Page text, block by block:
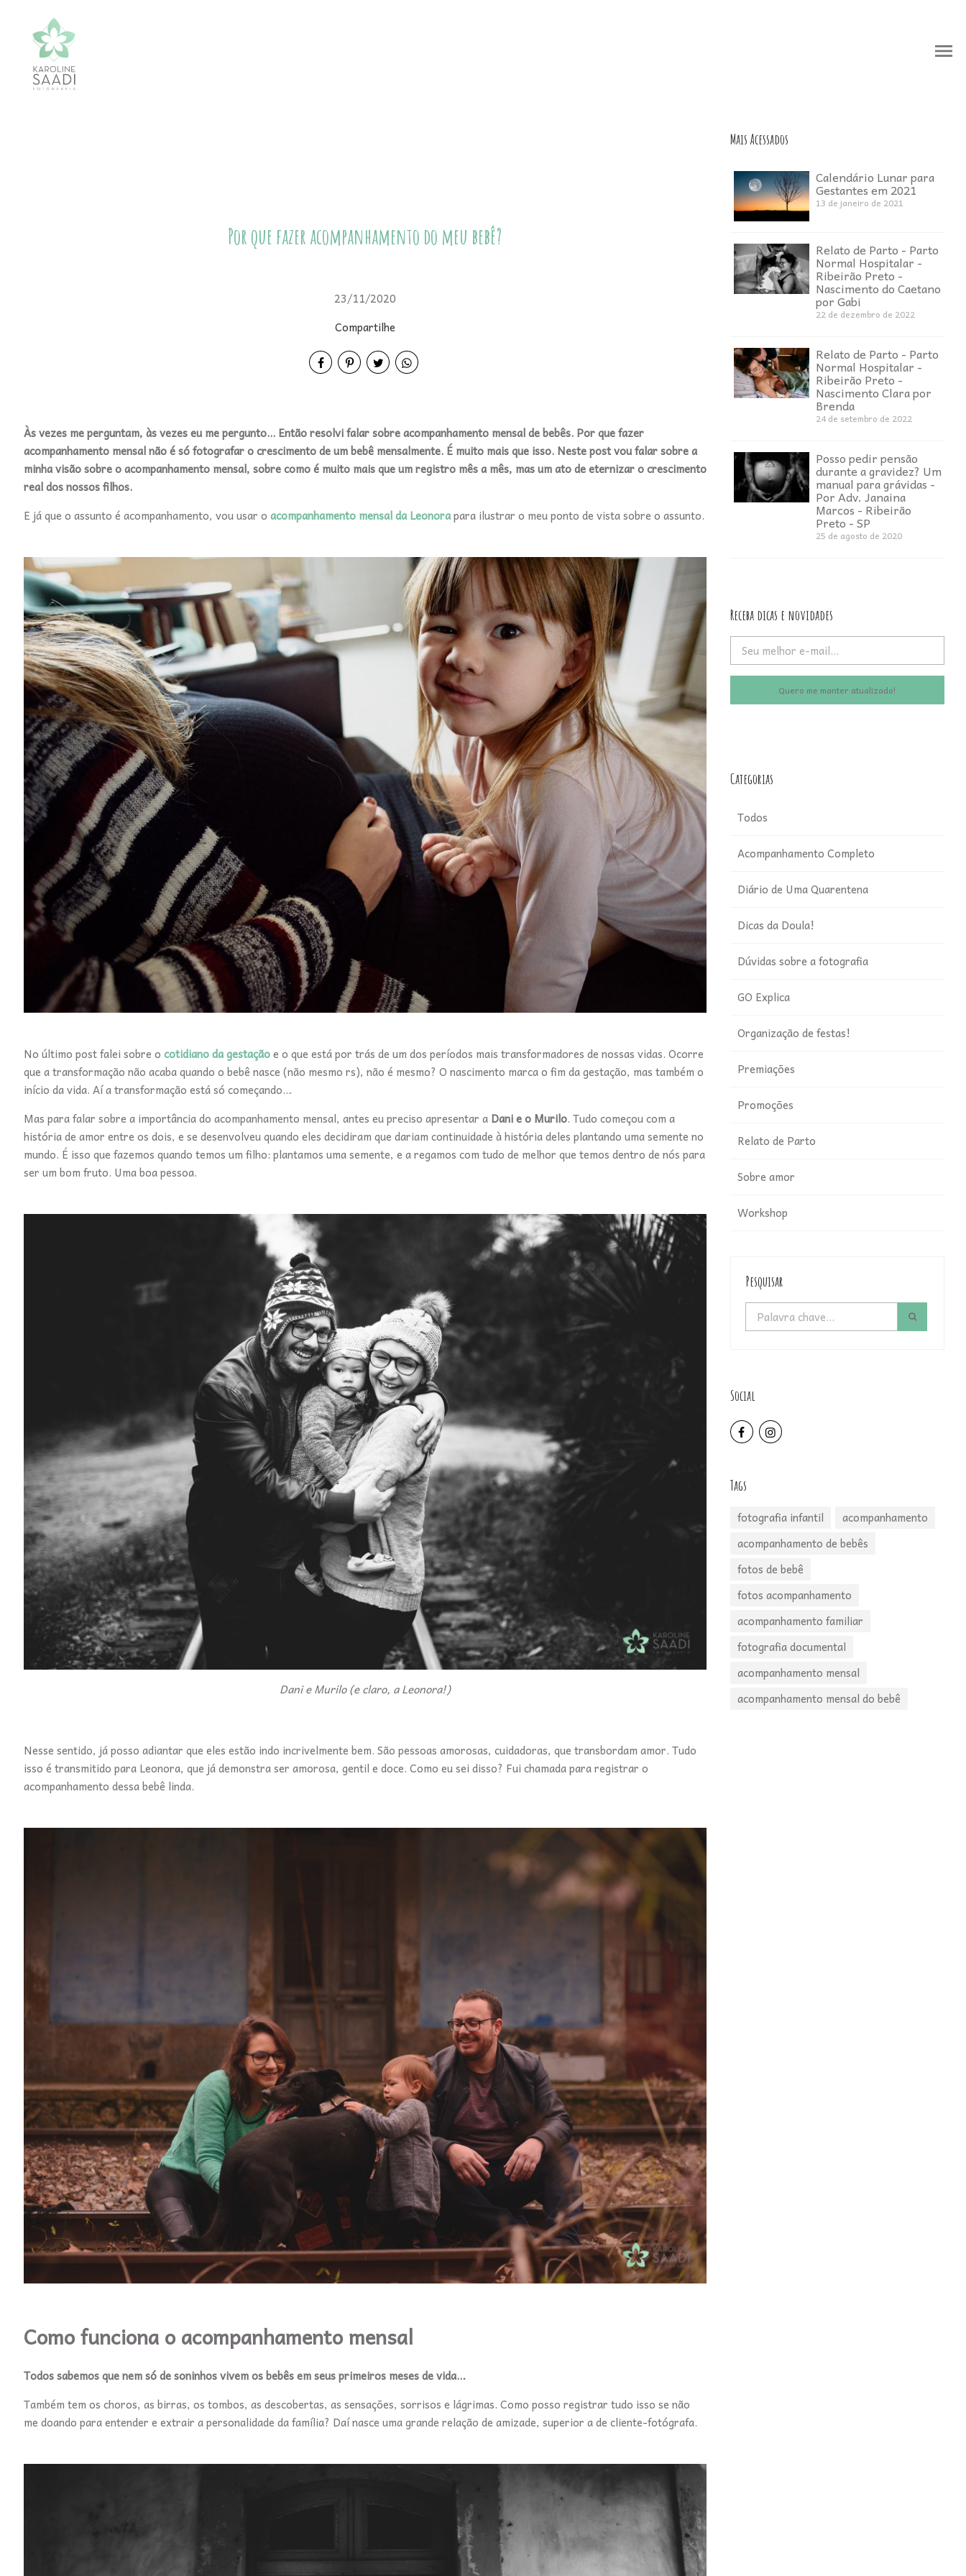
menu
Por que fazer acompanhamento do meu bebê?
23/11/2020
Compartilhe
Às vezes me perguntam, às vezes eu me pergunto... Então resolvi falar sobre acompanhamento mensal de bebês. Por que fazer
acompanhamento mensal não é só fotografar o crescimento de um bebê mensalmente. É muito mais que isso. Neste post vou falar sobre a
minha visão sobre o acompanhamento mensal, sobre como é muito mais que um registro mês a mês, mas um ato de eternizar o crescimento
real dos nossos filhos.
E já que o assunto é acompanhamento, vou usar o acompanhamento mensal da Leonorapara ilustrar o meu ponto de vista sobre o assunto.
No último post falei sobre o cotidiano da gestaçãoe o que está por trás de um dos períodos mais transformadores de nossas vidas. Ocorre
que a transformação não acaba quando o bebê nasce (não mesmo rs), não é mesmo? O nascimento marca o fim da gestação, mas também o
início da vida. Aí a transformação está só começando…
Mas para falar sobre a importância do acompanhamento mensal, antes eu preciso apresentar a Dani e o Murilo. Tudo começou com a
história de amor entre os dois, e se desenvolveu quando eles decidiram que dariam continuidade à história deles plantando uma semente no
mundo. É isso que fazemos quando temos um filho: plantamos uma semente, e a regamos com tudo de melhor que temos dentro de nós para
ser um bom fruto. Uma boa pessoa.
Dani e Murilo (e claro, a Leonora!)
Nesse sentido, já posso adiantar que eles estão indo incrivelmente bem. São pessoas amorosas, cuidadoras, que transbordam amor. Tudo
isso é transmitido para Leonora, que já demonstra ser amorosa, gentil e doce. Como eu sei disso? Fui chamada para registrar o
acompanhamento dessa bebê linda.
Como funciona o acompanhamento mensal
Todos sabemos que nem só de soninhos vivem os bebês em seus primeiros meses de vida…
Também tem os choros, as birras, os tombos, as descobertas, as sensações, sorrisos e lágrimas. Como posso registrar tudo isso se não
me doando para entender e extrair a personalidade da família? Daí nasce uma grande relação de amizade, superior a de cliente-fotógrafa.
Mais Acessados
Calendário Lunar para
Gestantes em 2021
13 de janeiro de 2021
Relato de Parto - Parto
Normal Hospitalar -
Ribeirão Preto -
Nascimento do Caetano
por Gabi
22 de dezembro de 2022
Relato de Parto - Parto
Normal Hospitalar -
Ribeirão Preto -
Nascimento Clara por
Brenda
24 de setembro de 2022
Posso pedir pensão
durante a gravidez? Um
manual para grávidas -
Por Adv. Janaina
Marcos - Ribeirão
Preto - SP
25 de agosto de 2020
Receba dicas e novidades
Quero me manter atualizado!
Categorias
Todos
Acompanhamento Completo
Diário de Uma Quarentena
Dicas da Doula!
Dúvidas sobre a fotografia
GO Explica
Organização de festas!
Premiações
Promoções
Relato de Parto
Sobre amor
Workshop
Pesquisar
Social
Tags
fotografia infantil
acompanhamento
acompanhamento de bebês
fotos de bebê
fotos acompanhamento
acompanhamento familiar
fotografia documental
acompanhamento mensal
acompanhamento mensal do bebê